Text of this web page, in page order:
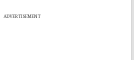
ADVERTISEMENT